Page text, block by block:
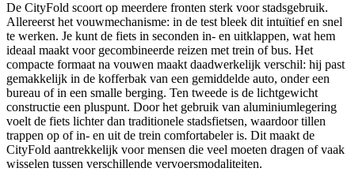
De CityFold scoort op meerdere fronten sterk voor stadsgebruik.
Allereerst het vouwmechanisme: in de test bleek dit intuïtief en snel
te werken. Je kunt de fiets in seconden in- en uitklappen, wat hem
ideaal maakt voor gecombineerde reizen met trein of bus. Het
compacte formaat na vouwen maakt daadwerkelijk verschil: hij past
gemakkelijk in de kofferbak van een gemiddelde auto, onder een
bureau of in een smalle berging. Ten tweede is de lichtgewicht
constructie een pluspunt. Door het gebruik van aluminiumlegering
voelt de fiets lichter dan traditionele stadsfietsen, waardoor tillen
trappen op of in- en uit de trein comfortabeler is. Dit maakt de
CityFold aantrekkelijk voor mensen die veel moeten dragen of vaak
wisselen tussen verschillende vervoersmodaliteiten.